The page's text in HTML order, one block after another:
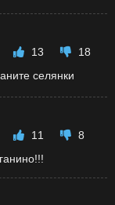
13
18
селянки
11
8